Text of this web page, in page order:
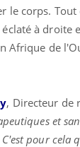
le corps. Tout
à droite
Afrique de
, Directeur de
et
pour cela